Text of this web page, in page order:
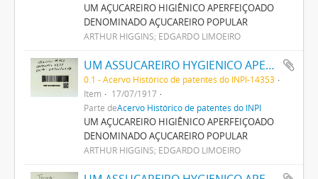
UM AÇUCAREIRO HIGIÊNICO APERFEIÇOADO
DENOMINADO AÇUCAREIRO POPULAR
ARTHUR HIGGINS; EDGARDO LIMOEIRO
UM ASSUCAREIRO HYGIENICO APERFEIÇOADO DENOMINADO ASSUCAREIRO POPULAR
0.1 - Acervo Histórico de patentes do INPI-14353
Item
17/07/1917
Parte deAcervo Histórico de patentes do INPI
UM AÇUCAREIRO HIGIÊNICO APERFEIÇOADO
DENOMINADO AÇUCAREIRO POPULAR
ARTHUR HIGGINS; EDGARDO LIMOEIRO